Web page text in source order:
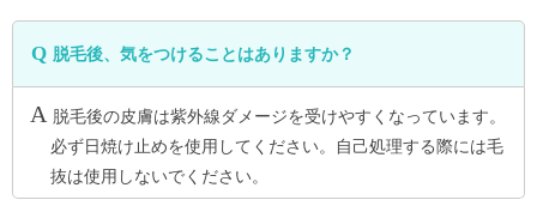
脱毛後、気をつけることはありますか？
脱毛後の皮膚は紫外線ダメージを受けやすくなっています。
必ず日焼け止めを使用してください。自己処理する際には毛
抜は使用しないでください。